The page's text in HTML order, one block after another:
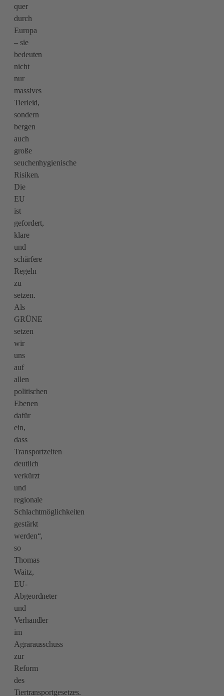
quer
durch
Europa
– sie
bedeuten
nicht
nur
massives
Tierleid,
sondern
bergen
auch
große
seuchenhygienische
Risiken.
Die
EU
ist
gefordert,
klare
und
schärfere
Regeln
zu
setzen.
Als
GRÜNE
setzen
wir
uns
auf
allen
politischen
Ebenen
dafür
ein,
dass
Transportzeiten
deutlich
verkürzt
und
regionale
Schlachtmöglichkeiten
gestärkt
werden“,
so
Thomas
Waitz,
EU-
Abgeordneter
und
Verhandler
im
Agrarausschuss
zur
Reform
des
Tiertransportgesetzes.